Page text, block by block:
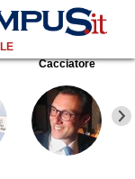
Cacciatore